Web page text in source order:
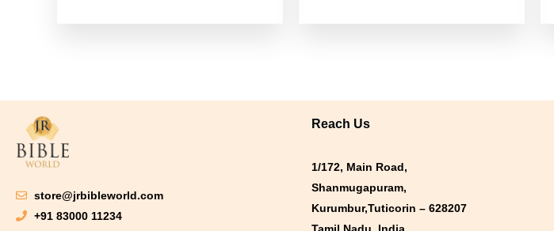
store@jrbibleworld.com
+91 83000 11234
Reach Us
1/172, Main Road,
Shanmugapuram,
Kurumbur,Tuticorin – 628207